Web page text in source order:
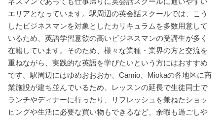
エリアとなっています。駅周辺の英会話スクールでは、こう
したビジネスマンを対象としたカリキュラムを多数用意して
いるため、英語学習意欲の高いビジネスマンの受講生が多く
在籍しています。そのため、様々な業種・業界の方と交流を
重ねながら、実践的な英語を学びたいという方にはおすすめ
です。駅周辺にはゆめおおおか、Camio、Miokaの各地区に商
業施設が建ち並んでいるため、レッスンの延長で生徒同士で
ランチやディナーに行ったり、リフレッシュを兼ねたショッ
ピングや生活に必要な買い物もできるなど、余暇も過ごしや